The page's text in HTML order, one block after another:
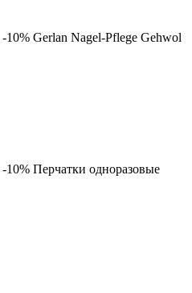
-10% Gerlan Nagel-Pflege Gehwol
-10% Перчатки одноразовые